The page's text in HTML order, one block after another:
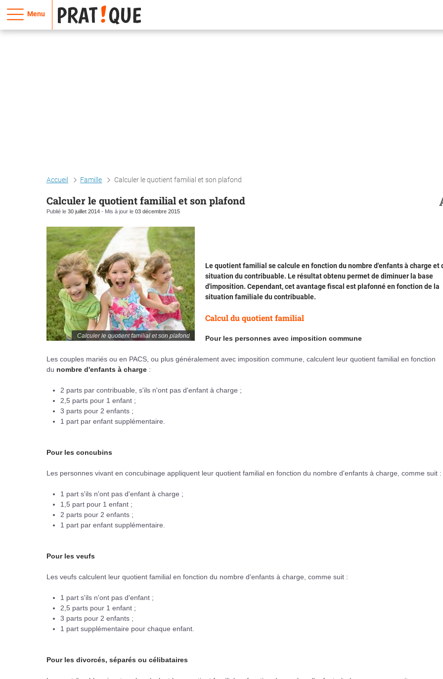
Menu
Accueil Famille Calculer le quotient familial et son plafond
Calculer le quotient familial et son plafond
Publié le 30 juillet 2014 - Mis à jour le 03 décembre 2015
Calculer le quotient familial et son plafond
Le quotient familial se calcule en fonction du nombre d'enfants à charge et
situation du contribuable. Le résultat obtenu permet de diminuer la base
d'imposition. Cependant, cet avantage fiscal est plafonné en fonction de la
situation familiale du contribuable.
Calcul du quotient familial
Pour les personnes avec imposition commune
Les couples mariés ou en PACS, ou plus généralement avec imposition commune, calculent leur quotient familial en fonction
du nombre d'enfants à charge :
2 parts par contribuable, s'ils n'ont pas d'enfant à charge ;
2,5 parts pour 1 enfant ;
3 parts pour 2 enfants ;
1 part par enfant supplémentaire.
Pour les concubins
Les personnes vivant en concubinage appliquent leur quotient familial en fonction du nombre d'enfants à charge, comme suit :
1 part s'ils n'ont pas d'enfant à charge ;
1,5 part pour 1 enfant ;
2 parts pour 2 enfants ;
1 part par enfant supplémentaire.
Pour les veufs
Les veufs calculent leur quotient familial en fonction du nombre d'enfants à charge, comme suit :
1 part s'ils n'ont pas d'enfant ;
2,5 parts pour 1 enfant ;
3 parts pour 2 enfants ;
1 part supplémentaire pour chaque enfant.
Pour les divorcés, séparés ou célibataires